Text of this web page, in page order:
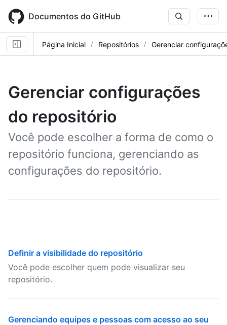
main
content
Documentos do GitHub
Página Inicial Repositórios Gerenciar
Gerenciar configurações
do repositório
Você pode escolher a forma de como o
repositório funciona, gerenciando as
configurações do repositório.
Definir a visibilidade do repositório
Você pode escolher quem pode visualizar seu
repositório.
Gerenciando equipes e pessoas com acesso ao seu